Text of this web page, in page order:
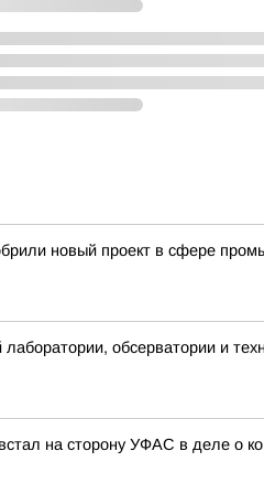
новый проект в сфере
обсерватории и
на сторону УФАС в деле о